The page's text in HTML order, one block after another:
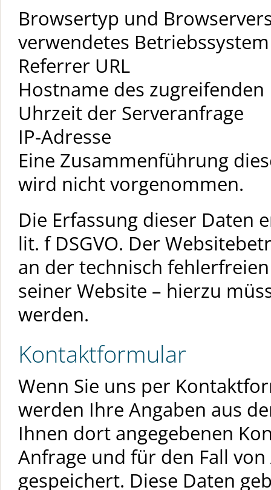
Browsertyp und
verwendetes Betriebssystem
Referrer URL
Hostname des zugreifenden
Uhrzeit der Serveranfrage
IP-Adresse
Eine Zusammenführung
wird nicht vorgenommen.
Die Erfassung dieser Daten
lit. f DSGVO. Der
an der technisch
seiner Website – hierzu
werden.
Kontaktformular
Wenn Sie uns per
werden Ihre Angaben aus
Ihnen dort angegebenen
Anfrage und für den Fall
gespeichert. Diese Daten